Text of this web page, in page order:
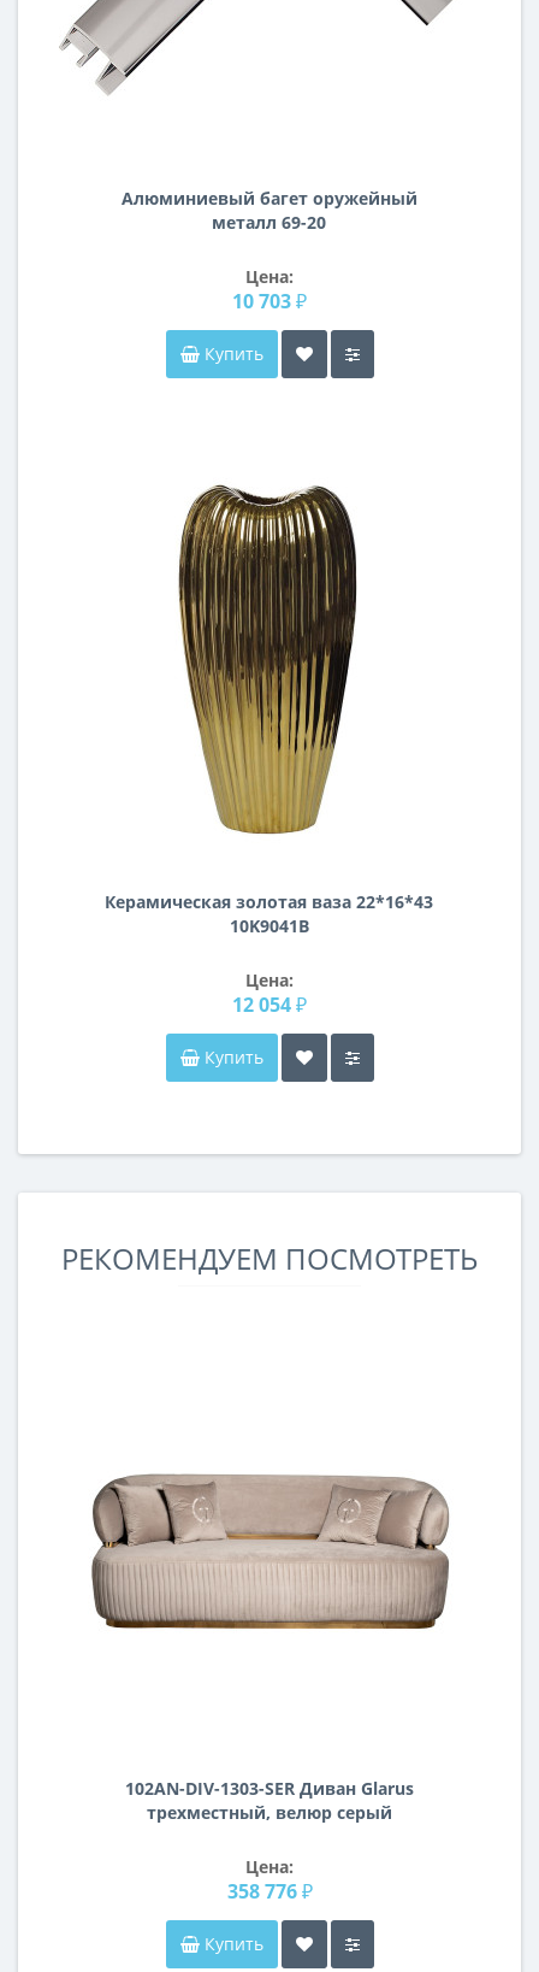
Алюминиевый багет оружейный
металл 69-20
Цена:
10 703 ₽
Купить
Керамическая золотая ваза 22*16*43
10K9041B
Цена:
12 054 ₽
Купить
РЕКОМЕНДУЕМ ПОСМОТРЕТЬ
102AN-DIV-1303-SER Диван Glarus
трехместный, велюр серый
Цена:
358 776 ₽
Купить